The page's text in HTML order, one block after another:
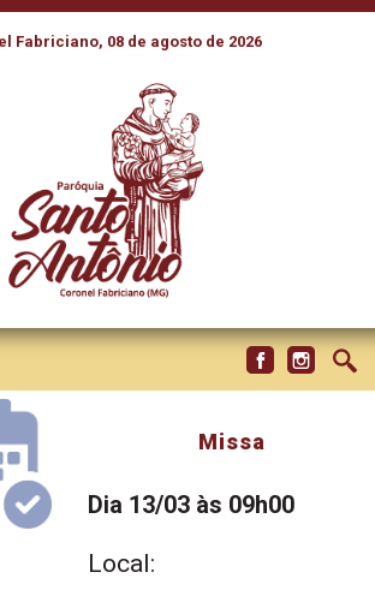
Fabriciano, 08 de agosto de 2026
Missa
Dia 13/03 às 09h00
Local: